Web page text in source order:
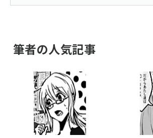
筆者の人気記事